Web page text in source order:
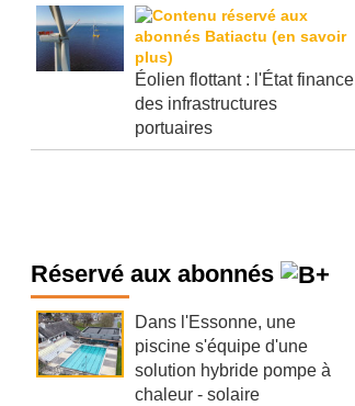
Éolien flottant : l'État finance
des infrastructures
portuaires
Réservé aux abonnés
Dans l'Essonne, une
piscine s'équipe d'une
solution hybride pompe à
chaleur - solaire